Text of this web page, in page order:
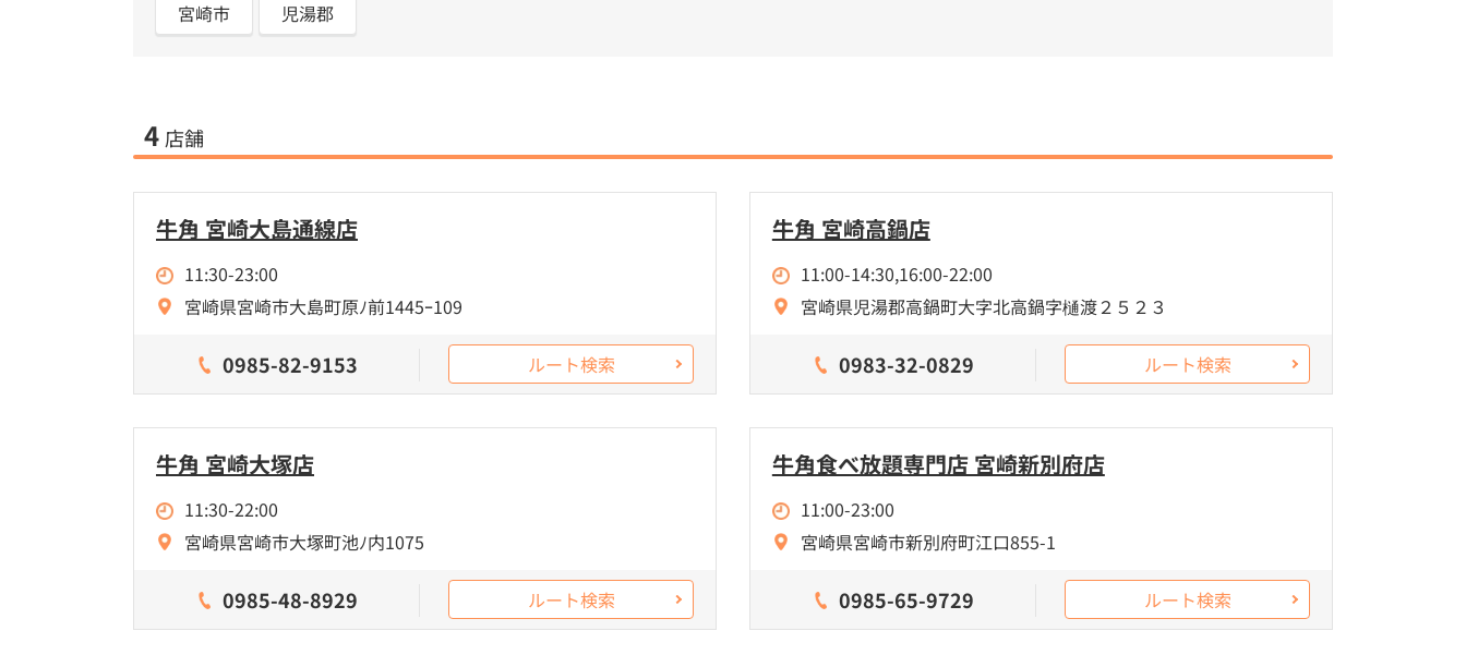
宮崎市 児湯郡
4 店舗
牛角 宮崎大島通線店
11:30-23:00
宮崎県宮崎市大島町原ﾉ前1445ｰ109
0985-82-9153 ルート検索
牛角 宮崎高鍋店
11:00-14:30,16:00-22:00
宮崎県児湯郡高鍋町大字北高鍋字樋渡２５２３
0983-32-0829 ルート検索
牛角 宮崎大塚店
11:30-22:00
宮崎県宮崎市大塚町池ﾉ内1075
0985-48-8929 ルート検索
牛角食べ放題専門店 宮崎新別府店
11:00-23:00
宮崎県宮崎市新別府町江口855-1
0985-65-9729 ルート検索